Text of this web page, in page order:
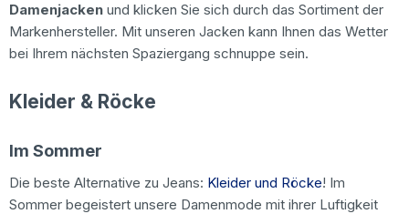
Damenjacken und klicken Sie sich durch das Sortiment der
Markenhersteller. Mit unseren Jacken kann Ihnen das Wetter
bei Ihrem nächsten Spaziergang schnuppe sein.
Kleider & Röcke
Im Sommer
Die beste Alternative zu Jeans: Kleider und Röcke! Im
Sommer begeistert unsere Damenmode mit ihrer Luftigkeit